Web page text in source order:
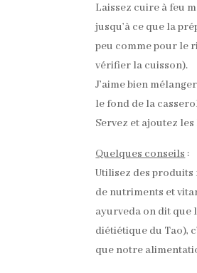
Laissez cuire à feu
jusqu’à ce que la
peu comme pour le
vérifier la cuisson).
J’aime bien
le fond de la
Servez et ajoutez
Quelques conseils :
Utilisez des produits
de nutriments et
ayurveda on dit que
diétiétique du Tao),
que notre